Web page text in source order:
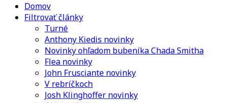
Domov
Filtrovať články
Turné
Anthony Kiedis novinky
Novinky ohľadom bubeníka Chada Smitha
Flea novinky
John Frusciante novinky
V rebríčkoch
Josh Klinghoffer novinky